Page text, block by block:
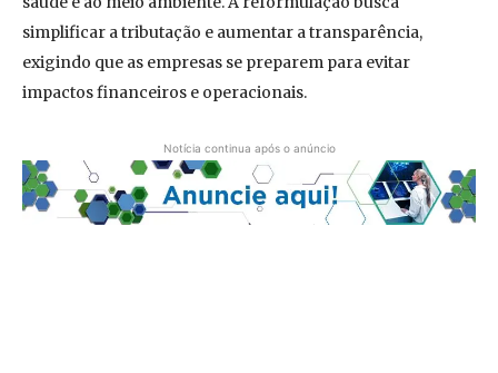
simplificar a tributação e aumentar a transparência,
exigindo que as empresas se preparem para evitar
impactos financeiros e operacionais.
Notícia continua após o anúncio